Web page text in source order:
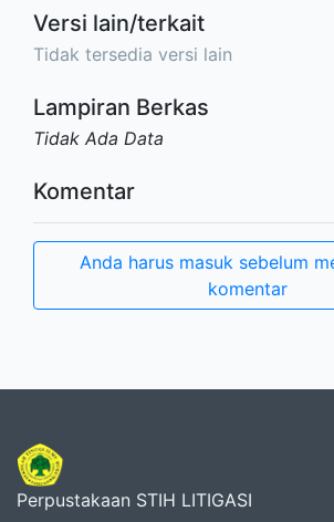
Versi lain/terkait
Tidak tersedia versi lain
Lampiran Berkas
Tidak Ada Data
Komentar
Anda harus masuk sebelum
komentar
Perpustakaan STIH LITIGASI